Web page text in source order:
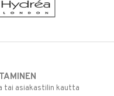
tai asiakastilin kautta